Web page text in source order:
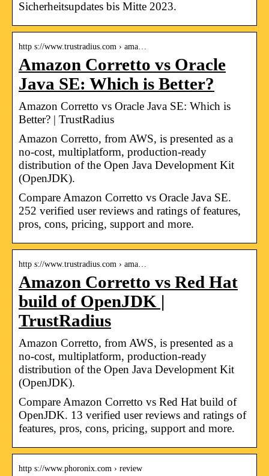
Sicherheitsupdates bis Mitte 2023.
http s://www.trustradius.com › ama…
Amazon Corretto vs Oracle
Java SE: Which is Better?
Amazon Corretto vs Oracle Java SE: Which is
Better? | TrustRadius
Amazon Corretto, from AWS, is presented as a
no-cost, multiplatform, production-ready
distribution of the Open Java Development Kit
(OpenJDK).
Compare Amazon Corretto vs Oracle Java SE.
252 verified user reviews and ratings of features,
pros, cons, pricing, support and more.
http s://www.trustradius.com › ama…
Amazon Corretto vs Red Hat
build of OpenJDK |
TrustRadius
Amazon Corretto, from AWS, is presented as a
no-cost, multiplatform, production-ready
distribution of the Open Java Development Kit
(OpenJDK).
Compare Amazon Corretto vs Red Hat build of
OpenJDK. 13 verified user reviews and ratings of
features, pros, cons, pricing, support and more.
http s://www.phoronix.com › review